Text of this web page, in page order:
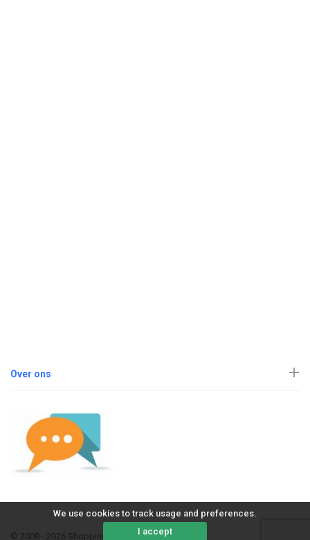
We use cookies to track usage and preferences.
I accept
Over ons
© 2008 - 2026 ShoppingErvaring